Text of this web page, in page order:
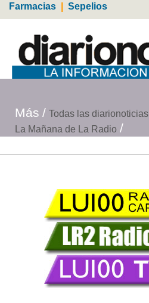
Farmacias Sepelios
Más
Todas las diarionoticias
La Mañana de La Radio